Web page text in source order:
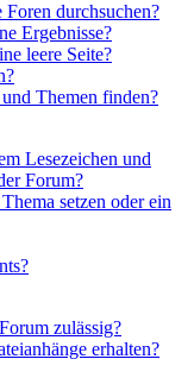
durchsuchen?
Ergebnisse?
leere Seite?
Themen finden?
Lesezeichen und
Forum?
setzen oder ein
zulässig?
erhalten?